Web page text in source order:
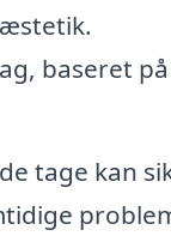
baseret på
tage kan